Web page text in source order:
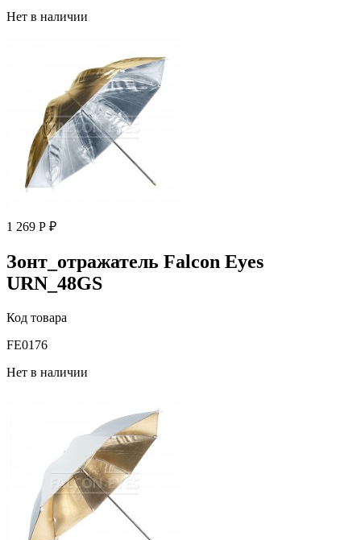
Нет в наличии
1 269 Р ₽
Зонт_отражатель Falcon Eyes
URN_48GS
Код товара
FE0176
Нет в наличии